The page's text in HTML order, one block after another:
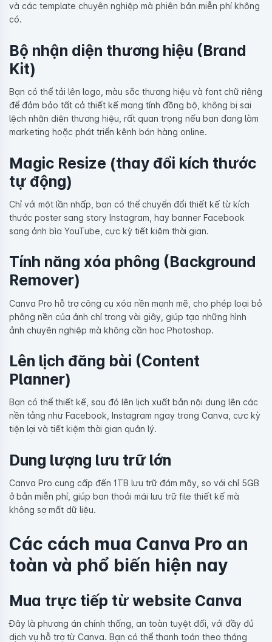
và các template chuyên nghiệp mà phiên bản miễn phí không
có.
Bộ nhận diện thương hiệu (Brand
Kit)
Bạn có thể tải lên logo, màu sắc thương hiệu và font chữ riêng
để đảm bảo tất cả thiết kế mang tính đồng bộ, không bị sai
lệch nhận diện thương hiệu, rất quan trọng nếu bạn đang làm
marketing hoặc phát triển kênh bán hàng online.
Magic Resize (thay đổi kích thước
tự động)
Chỉ với một lần nhấp, bạn có thể chuyển đổi thiết kế từ kích
thước poster sang story Instagram, hay banner Facebook
sang ảnh bìa YouTube, cực kỳ tiết kiệm thời gian.
Tính năng xóa phông (Background
Remover)
Canva Pro hỗ trợ công cụ xóa nền mạnh mẽ, cho phép loại bỏ
phông nền của ảnh chỉ trong vài giây, giúp tạo những hình
ảnh chuyên nghiệp mà không cần học Photoshop.
Lên lịch đăng bài (Content
Planner)
Bạn có thể thiết kế, sau đó lên lịch xuất bản nội dung lên các
nền tảng như Facebook, Instagram ngay trong Canva, cực kỳ
tiện lợi và tiết kiệm thời gian quản lý.
Dung lượng lưu trữ lớn
Canva Pro cung cấp đến 1TB lưu trữ đám mây, so với chỉ 5GB
ở bản miễn phí, giúp bạn thoải mái lưu trữ file thiết kế mà
không sợ mất dữ liệu.
Các cách mua Canva Pro an
toàn và phổ biến hiện nay
Mua trực tiếp từ website Canva
Đây là phương án chính thống, an toàn tuyệt đối, với đầy đủ
dịch vụ hỗ trợ từ Canva. Bạn có thể thanh toán theo tháng